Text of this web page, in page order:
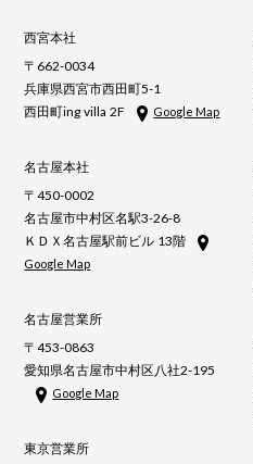
西宮本社
〒662-0034
兵庫県西宮市西田町5-1
西田町ing villa 2F
Google Map
名古屋本社
〒450-0002
名古屋市中村区名駅3-26-8
ＫＤＸ名古屋駅前ビル 13階
Google Map
名古屋営業所
〒453-0863
愛知県名古屋市中村区八社2-195
Google Map
東京営業所